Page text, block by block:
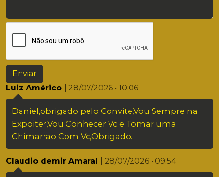
Enviar
Luiz Américo
| 28/07/2026 • 10:06
Daniel,obrigado pelo Convite,Vou Sempre na
Expoiter,Vou Conhecer Vc e Tomar uma
Chimarrao Com Vc,Obrigado.
Claudio demir Amaral | 28/07/2026 • 09:54